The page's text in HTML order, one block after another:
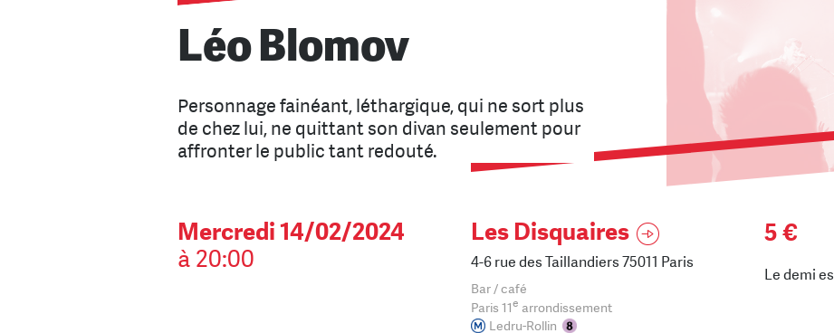
Léo Blomov
Personnage fainéant, léthargique, qui ne sort plus
de chez lui, ne quittant son divan seulement pour
affronter le public tant redouté.
Mercredi 14/02/2024
à 20:00
Les Disquaires
4-6 rue des Taillandiers 75011 Paris
Bar / café
Paris 11e arrondissement
Ledru-Rollin
5 €
Le demi